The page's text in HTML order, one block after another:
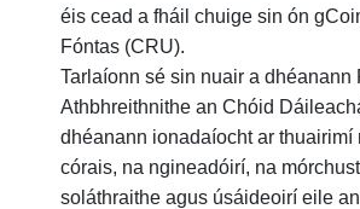
éis cead a fháil chuige sin ón
Fóntas (CRU).
Tarlaíonn sé sin nuair a dhéanann
Athbhreithnithe an Chóid
dhéanann ionadaíocht ar thuairimí
córais, na ngineadóirí, na
soláthraithe agus úsáideoirí eile